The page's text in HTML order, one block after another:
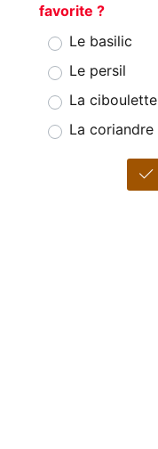
favorite ?
Le basilic
Le persil
La ciboulette
La coriandre